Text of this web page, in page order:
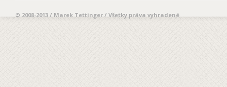
© 2008-2013 / Marek Tettinger / Všetky práva vyhradené